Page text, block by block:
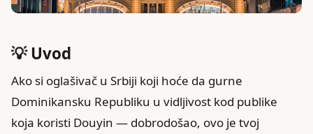
💡 Uvod
Ako si oglašivač u Srbiji koji hoće da gurne
Dominikansku Republiku u vidljivost kod publike
koja koristi Douyin — dobrodošao, ovo je tvoj